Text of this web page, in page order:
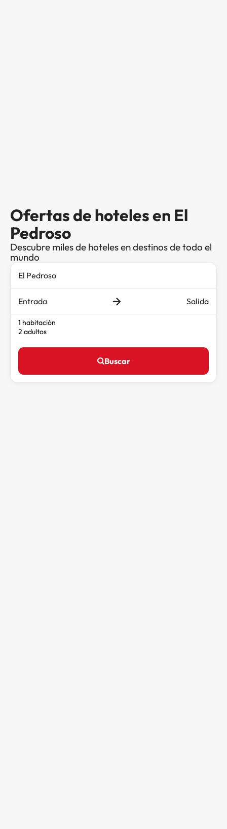
Ofertas de hoteles en El
Pedroso
Descubre miles de hoteles en destinos de todo el
mundo
Entrada Salida
1 habitación
2 adultos
Buscar